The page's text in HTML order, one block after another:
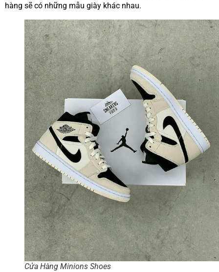
hàng sẽ có những mẫu giày khác nhau.
Cửa Hàng Minions Shoes